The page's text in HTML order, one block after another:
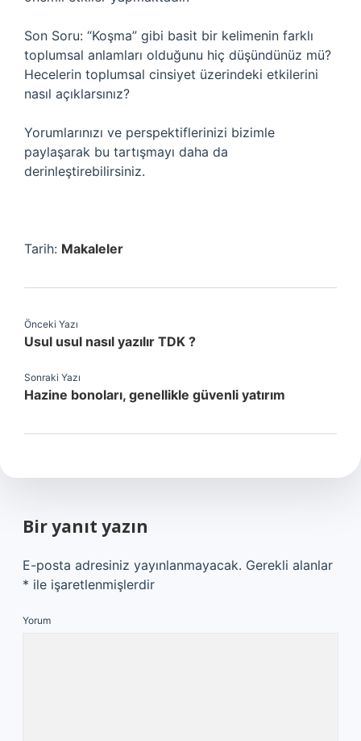
Son Soru: “Koşma” gibi basit bir kelimenin farklı
toplumsal anlamları olduğunu hiç düşündünüz mü?
Hecelerin toplumsal cinsiyet üzerindeki etkilerini
nasıl açıklarsınız?
Yorumlarınızı ve perspektiflerinizi bizimle
paylaşarak bu tartışmayı daha da
derinleştirebilirsiniz.
Tarih: Makaleler
Önceki Yazı
Usul usul nasıl yazılır TDK ?
Sonraki Yazı
Hazine bonoları, genellikle güvenli yatırım
Bir yanıt yazın
E-posta adresiniz yayınlanmayacak. Gerekli alanlar
* ile işaretlenmişlerdir
Yorum